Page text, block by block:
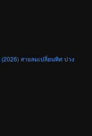
สายลมเปลี่ยนทิศ ปวง